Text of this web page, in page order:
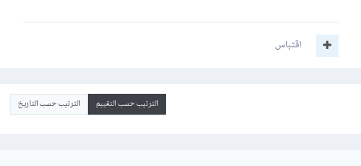
اقتباس
الترتيب حسب التقييم الترتيب حسب التاريخ